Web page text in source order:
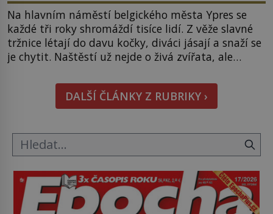
Na hlavním náměstí belgického města Ypres se
každé tři roky shromáždí tisíce lidí. Z věže slavné
tržnice létají do davu kočky, diváci jásají a snaží se
je chytit. Naštěstí už nejde o živá zvířata, ale
Tato veselá podívaná připomíná jeden z
nejpodivnějších a zároveň nejkrutějších zvyků […]
DALŠÍ ČLÁNKY Z RUBRIKY ›